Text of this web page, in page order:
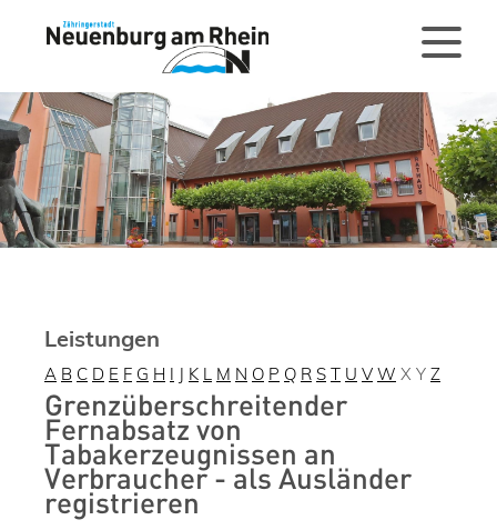
Leistungen
A B C D E F G H I J K L M N O P Q R S T U V W X Y Z
Grenzüberschreitender
Fernabsatz von
Tabakerzeugnissen an
Verbraucher - als Ausländer
registrieren